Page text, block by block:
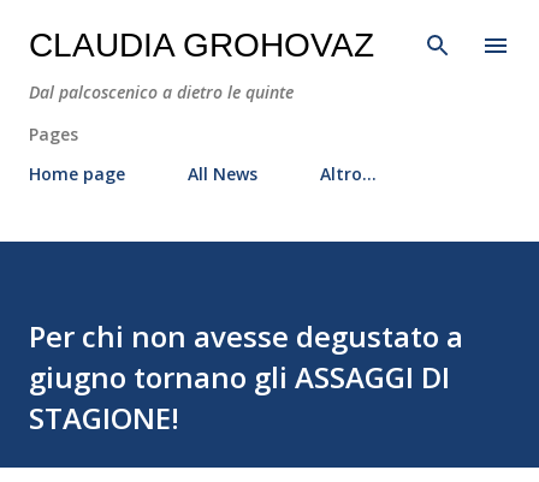
Passa ai contenuti principali
CLAUDIA GROHOVAZ
Dal palcoscenico a dietro le quinte
Pages
Home page
All News Altro…
Per chi non avesse degustato a
giugno tornano gli ASSAGGI DI
STAGIONE!